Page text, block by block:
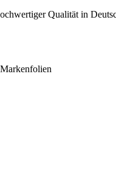
Qualität in